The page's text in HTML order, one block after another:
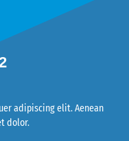
adipiscing elit. Aenean
dolor.